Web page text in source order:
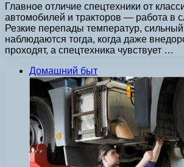
Главное отличие спецтехники от
автомобилей и тракторов — работа в
Резкие перепады температур,
наблюдаются тогда, когда даже
проходят, а спецтехника чувствует …
Домашний быт